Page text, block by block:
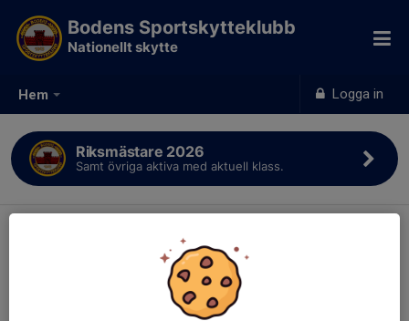
Hem Logga in
Bodens Sportskytteklubb
Nationellt skytte
Riksmästare 2026
Samt övriga aktiva med aktuell klass.